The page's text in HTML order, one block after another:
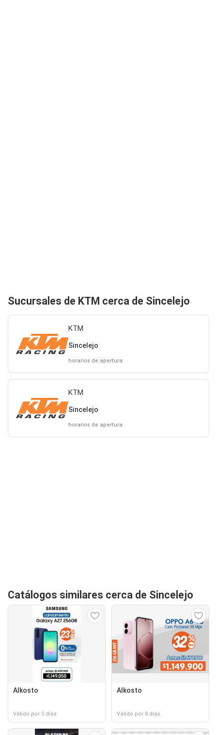
Sucursales de KTM cerca de Sincelejo
KTM
Sincelejo
horarios de apertura
KTM
Sincelejo
horarios de apertura
Catálogos similares cerca de Sincelejo
Alkosto
Válido por 5 días
Alkosto
Válido por 8 días